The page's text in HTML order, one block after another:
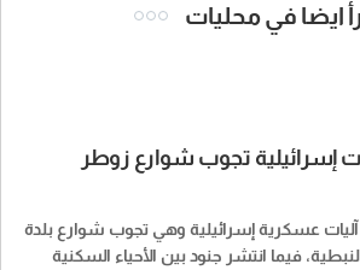
ايضا في محليات
إسرائيلية تجوب شوارع زوطر
عسكرية إسرائيلية وهي تجوب شوارع بلدة
فيما انتشر جنود بين الأحياء السكنية